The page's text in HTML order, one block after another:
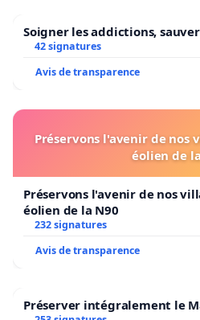
Soigner les addictions,
42 signatures
Avis de transparence
Préservons l'avenir de nos
éolien de
Préservons l'avenir de nos
éolien de la N90
232 signatures
Avis de transparence
Préserver intégralement le